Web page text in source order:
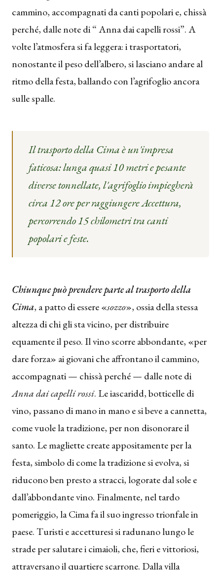
cammino, accompagnati da canti popolari e, chissà
perché, dalle note di “ Anna dai capelli rossi”. A
volte l’atmosfera si fa leggera: i trasportatori,
nonostante il peso dell’albero, si lasciano andare al
ritmo della festa, ballando con l’agrifoglio ancora
sulle spalle.
Il trasporto della Cima è un'impresa
faticosa: lunga quasi 10 metri e pesante
diverse tonnellate, l'agrifoglio impiegherà
circa 12 ore per raggiungere Accettura,
percorrendo 15 chilometri tra canti
popolari e feste.
Chiunque può prendere parte al trasporto della
Cima, a patto di essere «sozzo», ossia della stessa
altezza di chi gli sta vicino, per distribuire
equamente il peso. Il vino scorre abbondante, «per
dare forza» ai giovani che affrontano il cammino,
accompagnati — chissà perché — dalle note di
Anna dai capelli rossi. Le iascaridd, botticelle di
vino, passano di mano in mano e si beve a cannetta,
come vuole la tradizione, per non disonorare il
santo. Le magliette create appositamente per la
festa, simbolo di come la tradizione si evolva, si
riducono ben presto a stracci, logorate dal sole e
dall’abbondante vino. Finalmente, nel tardo
pomeriggio, la Cima fa il suo ingresso trionfale in
paese. Turisti e accetturesi si radunano lungo le
strade per salutare i cimaioli, che, fieri e vittoriosi,
attraversano il quartiere scarrone. Dalla villa